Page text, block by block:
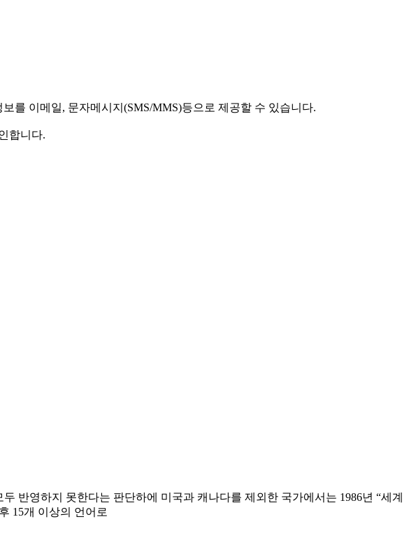
를 이메일, 문자메시지(SMS/MMS)등으로 제공할 수 있습니다.
합니다.
반영하지 못한다는 판단하에 미국과 캐나다를 제외한 국가에서는 1986년 “세계
15개 이상의 언어로